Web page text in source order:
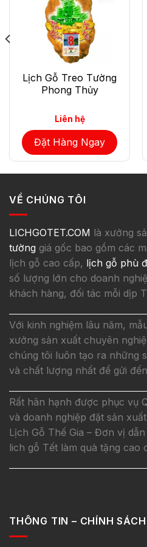
Lịch Gỗ Treo Tường
Phong Thủy
Liên hệ
Đặt Hàng Ngay
VỀ CHÚNG TÔI
LICHGOTET.COM là xưởng
tường giá gốc bao gồm các
lịch gỗ cao cấp, lịch gỗ phù
số lượng lớn cho doanh
khách hàng, đối tác mỗi dịp
Với kinh nghiệm lâu năm,
xưởng sản xuất chuyên
chúng tôi luôn tạo ra những
và chất lượng nhất để gửi
Rất hân hạnh được phục vụ
và doanh nghiệp đặt sản xuất
Lịch Gỗ Thế Gia – Đơn vị
lich gỗ Tết làm quà tặng cao
THÔNG TIN – CHÍNH SÁCH